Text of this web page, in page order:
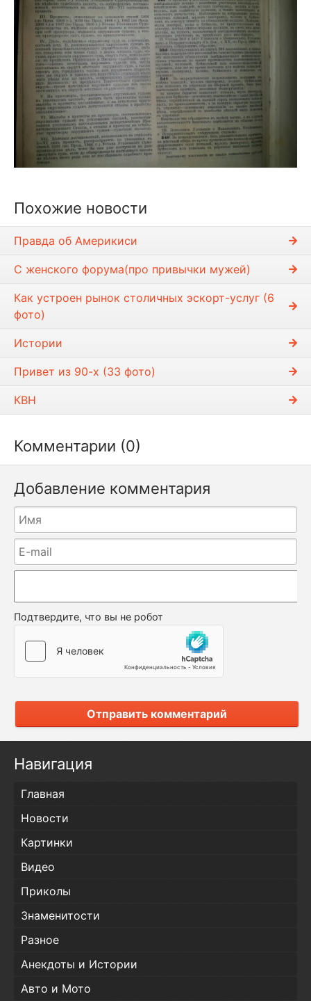
Похожие новости
Правда об Америкиси
С женского форума(про привычки мужей)
Как устроен рынок столичных эскорт-услуг (6
фото)
Истории
Привет из 90-х (33 фото)
КВН
Комментарии (0)
Добавление комментария
Подтвердите, что вы не робот
Отправить комментарий
Навигация
Главная
Новости
Картинки
Видео
Приколы
Знаменитости
Разное
Анекдоты и Истории
Авто и Мото